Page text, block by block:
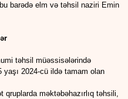
barədə elm və təhsil naziri Emin
təhsil müəssisələrində
yaşı 2024-cü ildə tamam olan
qruplarda məktəbəhazırlıq təhsili,